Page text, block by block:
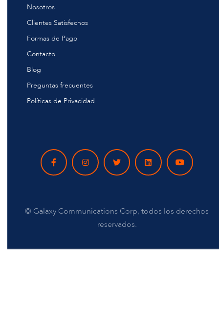
Nosotros
Clientes Satisfechos
Formas de Pago
Contacto
Blog
Preguntas frecuentes
Políticas de Privacidad
© Galaxy Communications Corp, todos los derechos
reservados.